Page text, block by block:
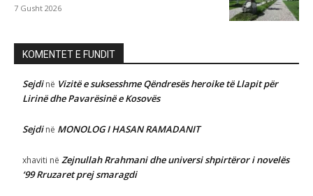
7 Gusht 2026
KOMENTET E FUNDIT
Sejdinë Vizitë e suksesshme Qëndresës heroike të Llapit për
Lirinë dhe Pavarësinë e Kosovës
Sejdinë MONOLOG I HASAN RAMADANIT
xhaviti në Zejnullah Rrahmani dhe universi shpirtëror i novelës
‘99 Rruzaret prej smaragdi